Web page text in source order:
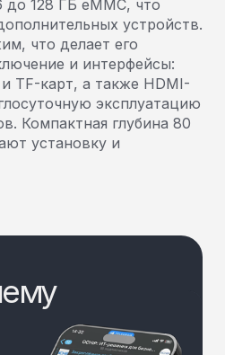
128 ГБ eMMC, что
устройств.
что делает его
и интерфейсы:
TF-карт, а также HDMI-
эксплуатацию
Компактная глубина 80
установку и